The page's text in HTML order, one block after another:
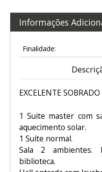
Informações
Finalidade:
EXCELENTE
1 Suite master com
aquecimento solar.
1 Suíte normal.
Sala 2 ambientes.
biblioteca.